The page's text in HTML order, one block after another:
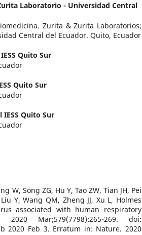
Laboratorio - Universidad Central
Zurita & Zurita Laboratorios;
Central del Ecuador. Quito, Ecuador
Quito Sur
Quito Sur
IESS Quito Sur
W, Song ZG, Hu Y, Tao ZW, Tian JH, Pei
Y, Wang QM, Zheng JJ, Xu L, Holmes
associated with human respiratory
Mar;579(7798):265-269. doi:
2020 Feb 3. Erratum in: Nature. 2020